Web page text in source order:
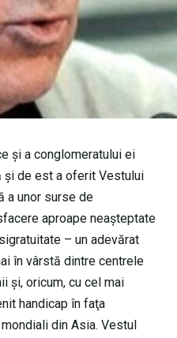
şi a conglomeratului ei
şi de est a oferit Vestului
a unor surse de
aproape neaşteptate
– un adevărat
în vârstă dintre centrele
şi, oricum, cu cel mai
handicap în faţa
din Asia. Vestul